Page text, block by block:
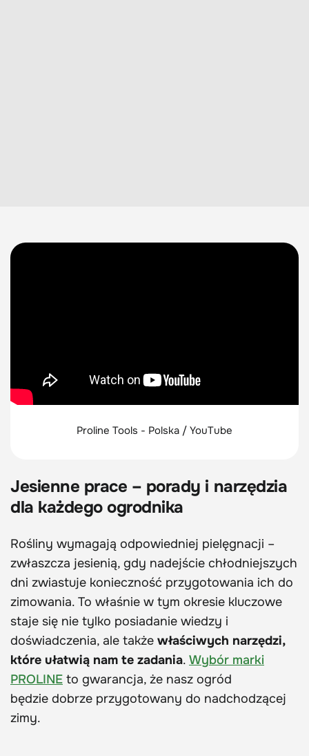
Proline Tools - Polska / YouTube
Jesienne prace – porady i narzędzia
dla każdego ogrodnika
Rośliny wymagają odpowiedniej pielęgnacji –
zwłaszcza jesienią, gdy nadejście chłodniejszych
dni zwiastuje konieczność przygotowania ich do
zimowania. To właśnie w tym okresie kluczowe
staje się nie tylko posiadanie wiedzy i
doświadczenia, ale także właściwych narzędzi,
które ułatwią nam te zadania. Wybór marki
PROLINE to gwarancja, że nasz ogród
będzie dobrze przygotowany do nadchodzącej
zimy.